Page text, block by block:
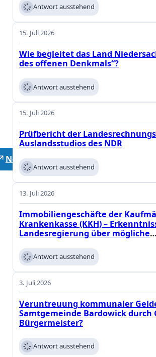
Neutrale Lehrer
Antwort ausstehend
Wie begleitet das Land
des offenen Denkmals“?
15. Juli 2026
Antwort ausstehend
Prüfbericht der
Auslandsstudios des NDR
15. Juli 2026
Antwort ausstehend
Immobiliengeschäfte der
Krankenkasse (KKH) –
Landesregierung über mögliche
Risikomanagement
13. Juli 2026
Antwort ausstehend
Veruntreuung kommunaler
Samtgemeinde Bardowick durch
Bürgermeister?
3. Juli 2026
Antwort ausstehend